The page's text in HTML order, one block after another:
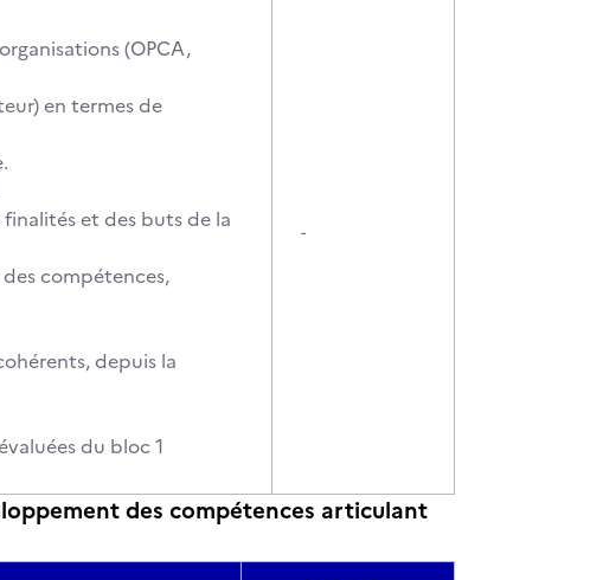
(OPCA,
en termes de
et des buts de la
compétences,
depuis la
du bloc 1
-
des compétences articulant